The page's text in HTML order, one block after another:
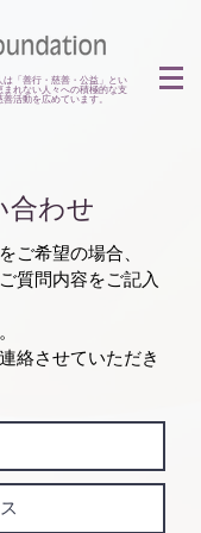
は「善行・慈善・公益」とい
まれない人々への積極的な支
活動を広めています。
合わせ
ご希望の場合、
質問内容をご記入
絡させていただき